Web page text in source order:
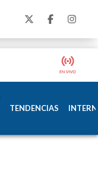
TENDENCIAS